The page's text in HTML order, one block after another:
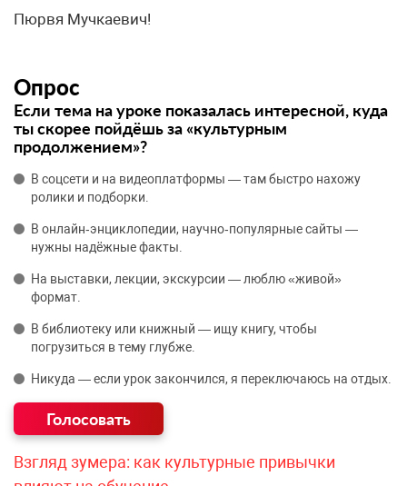
Пюрвя Мучкаевич!
Опрос
Если тема на уроке показалась интересной, куда
ты скорее пойдёшь за «культурным
продолжением»?
В соцсети и на видеоплатформы — там быстро нахожу
ролики и подборки.
В онлайн‑энциклопедии, научно‑популярные сайты —
нужны надёжные факты.
На выставки, лекции, экскурсии — люблю «живой»
формат.
В библиотеку или книжный — ищу книгу, чтобы
погрузиться в тему глубже.
Никуда — если урок закончился, я переключаюсь на отдых.
Взгляд зумера: как культурные привычки